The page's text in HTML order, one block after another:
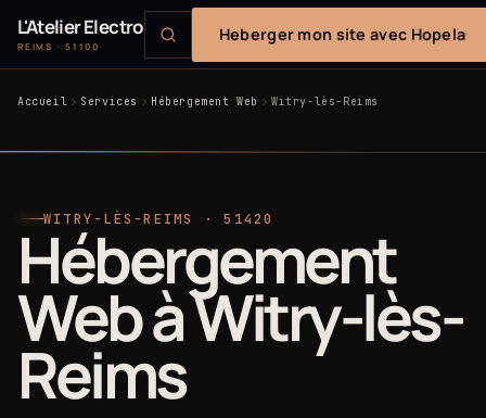
L'Atelier Electro
REIMS · 51100
Heberger mon site avec Hopela
Accueil Services Hébergement Web Witry-lès-Reims
WITRY-LÈS-REIMS · 51420
Hébergement
Web à Witry-lès-
Reims